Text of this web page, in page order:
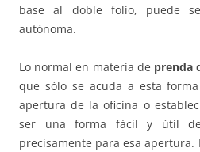
base al doble folio, puede
autónoma.
Lo normal en materia de prenda
que sólo se acuda a esta
apertura de la oficina o
ser una forma fácil y útil de
precisamente para esa apertura.